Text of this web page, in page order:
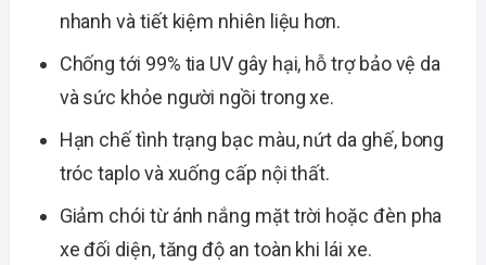
nhanh và tiết kiệm nhiên liệu hơn.
Chống tới 99% tia UV gây hại, hỗ trợ bảo vệ da
và sức khỏe người ngồi trong xe.
Hạn chế tình trạng bạc màu, nứt da ghế, bong
tróc taplo và xuống cấp nội thất.
Giảm chói từ ánh nắng mặt trời hoặc đèn pha
xe đối diện, tăng độ an toàn khi lái xe.